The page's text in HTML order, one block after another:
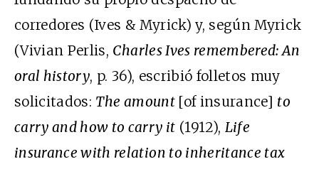
corredores (Ives & Myrick) y, según Myrick
(Vivian Perlis, Charles Ives remembered: An
oral history, p. 36), escribió folletos muy
solicitados: The amount [of insurance] to
carry and how to carry it (1912), Life
insurance with relation to inheritance tax